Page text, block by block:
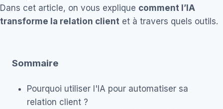
Dans cet article, on vous explique comment l’IA
transforme la relation client et à travers quels outils.
Sommaire
Pourquoi utiliser l'IA pour automatiser sa
relation client ?